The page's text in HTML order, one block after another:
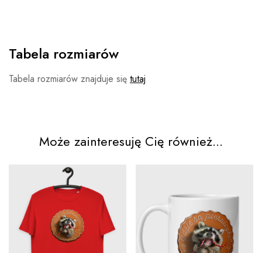
Tabela rozmiarów
Tabela rozmiarów znajduje się tutaj
Może zainteresuję Cię również...